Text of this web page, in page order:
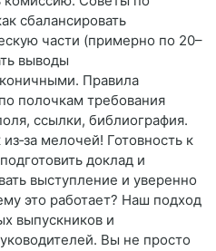
сбалансировать
части (примерно по 20–
выводы
Правила
полочкам требования
ссылки, библиография.
мелочей! Готовность к
доклад и
выступление и уверенно
это работает? Наш подход
выпускников и
Вы не просто